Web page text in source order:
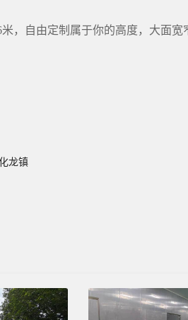
米，自由定制属于你的高度，大面
龙镇